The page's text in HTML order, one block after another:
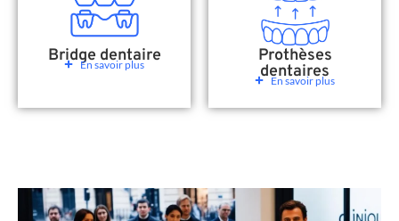
Bridge dentaire
En savoir plus Prothèses
dentaires
En savoir plus